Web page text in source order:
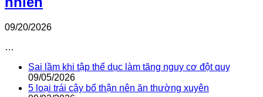
09/20/2026
…
Sai lầm khi tập thể dục làm tăng nguy cơ đột quỵ
09/05/2026
5 loại trái cây bổ thận nên ăn thường xuyên